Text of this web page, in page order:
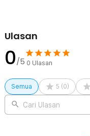
Holder - SN11
Ulasan
0/5 0 Ulasan
Semua 5 (0)
Cari Ulasan